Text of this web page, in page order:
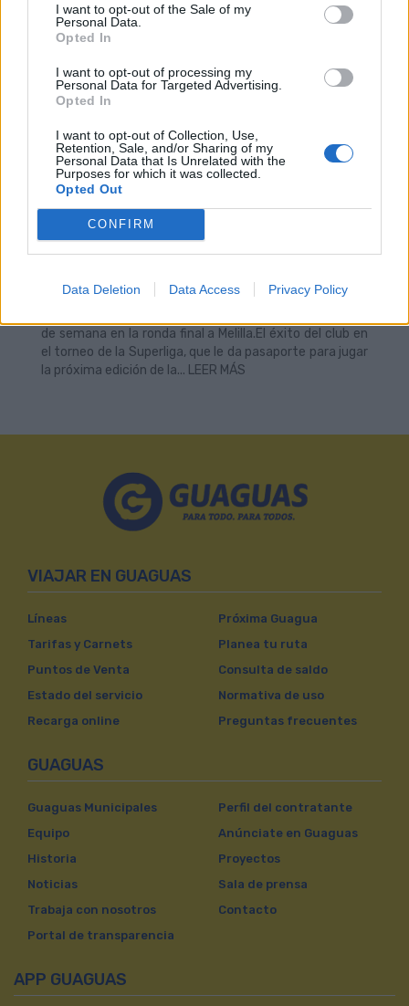
I want to opt-out of the Sale of my
Personal Data.
Opted In
I want to opt-out of processing my
Personal Data for Targeted Advertising.
Opted In
I want to opt-out of Collection, Use,
Retention, Sale, and/or Sharing of my
Personal Data that Is Unrelated with the
Purposes for which it was collected.
Opted Out
CONFIRM
Data Deletion Data Access Privacy Policy
área universitaria durante estas jornadas académicas.
La previsión de asistencia a estas pruebas en el
Campus de... LEER MÁS
El Club Voleibol Guaguas exhibe su
Guaguas Municipales
22/05/2026
El presidente de Guaguas Municipales y concejal de
Transporte Público Colectivo, Pedro Quevedo, recibió
este viernes a los jugadores, técnicos y directivos del
Club Voleibol Guaguas en la sede central de la compañía
Superliga 2025-26. El equipo de voleibol brindó a los
trabajadores de la empresa municipal de transporte su
de semana en la ronda final a Melilla.El éxito del club en
el torneo de la Superliga, que le da pasaporte para jugar
la próxima edición de la... LEER MÁS
VIAJAR EN GUAGUAS
Líneas
Tarifas y Carnets
Puntos de Venta
Estado del servicio
Recarga online
Próxima Guagua
Planea tu ruta
Consulta de saldo
Normativa de uso
Preguntas frecuentes
GUAGUAS
Guaguas Municipales
Equipo
Historia
Noticias
Trabaja con nosotros
Portal de transparencia
Perfil del contratante
Anúnciate en Guaguas
Proyectos
Sala de prensa
Contacto
APP GUAGUAS